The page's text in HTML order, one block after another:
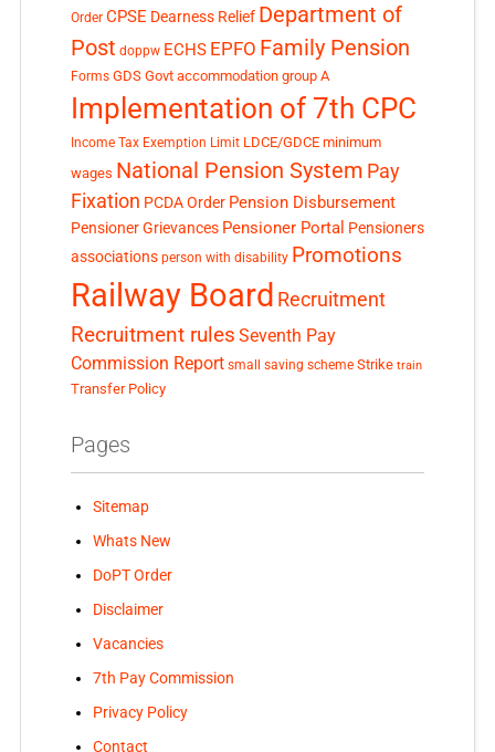
Order CPSE Dearness Relief Department of
Post doppw ECHS EPFO Family Pension
Forms GDS Govt accommodation group A
Implementation of 7th CPC
Income Tax Exemption Limit LDCE/GDCE minimum
wages National Pension System Pay
Fixation PCDA Order Pension Disbursement
Pensioner Grievances Pensioner Portal Pensioners
associations person with disability Promotions
Railway Board Recruitment
Recruitment rules Seventh Pay
Commission Report small saving scheme Strike train
Transfer Policy
Pages
Sitemap
Whats New
DoPT Order
Disclaimer
Vacancies
7th Pay Commission
Privacy Policy
Contact